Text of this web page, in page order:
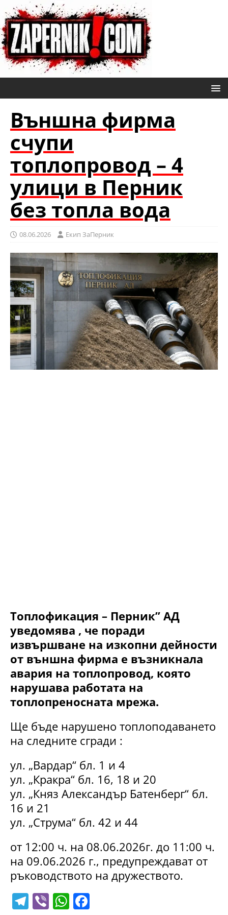
Външна фирма
счупи
топлопровод – 4
улици в Перник
без топла вода
08.06.2026 Eкип ЗаПерник
Топлофикация – Перник” АД
уведомява , че поради
извършване на изкопни дейности
от външна фирма е възникнала
авария на топлопровод, която
нарушава работата на
топлопреносната мрежа.
Ще бъде нарушено топлоподаването
на следните сгради :
ул. „Вардар“ бл. 1 и 4
ул. „Кракра“ бл. 16, 18 и 20
ул. „Княз Александър Батенберг“ бл.
16 и 21
ул. „Струма“ бл. 42 и 44
от 12:00 ч. на 08.06.2026г. до 11:00 ч.
на 09.06.2026 г., предупреждават от
ръководството на дружеството.
T Vi W